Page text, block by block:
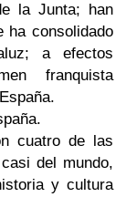
la Junta; han
ha consolidado
a efectos
franquista
cuatro de las
del mundo,
y cultura